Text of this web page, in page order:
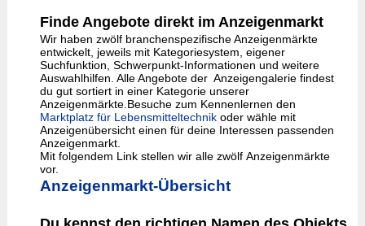
Finde Angebote direkt im Anzeigenmarkt
Wir haben zwölf branchenspezifische Anzeigenmärkte
entwickelt, jeweils mit Kategoriesystem, eigener
Suchfunktion, Schwerpunkt-Informationen und weitere
Auswahlhilfen. Alle Angebote der Anzeigengalerie findest
du gut sortiert in einer Kategorie unserer
Anzeigenmärkte.Besuche zum Kennenlernen den
Marktplatz für Lebensmitteltechnikoder wähle mit
Anzeigenübersicht einen für deine Interessen passenden
Anzeigenmarkt.
Mit folgendem Link stellen wir alle zwölf Anzeigenmärkte
vor.
Anzeigenmarkt-Übersicht